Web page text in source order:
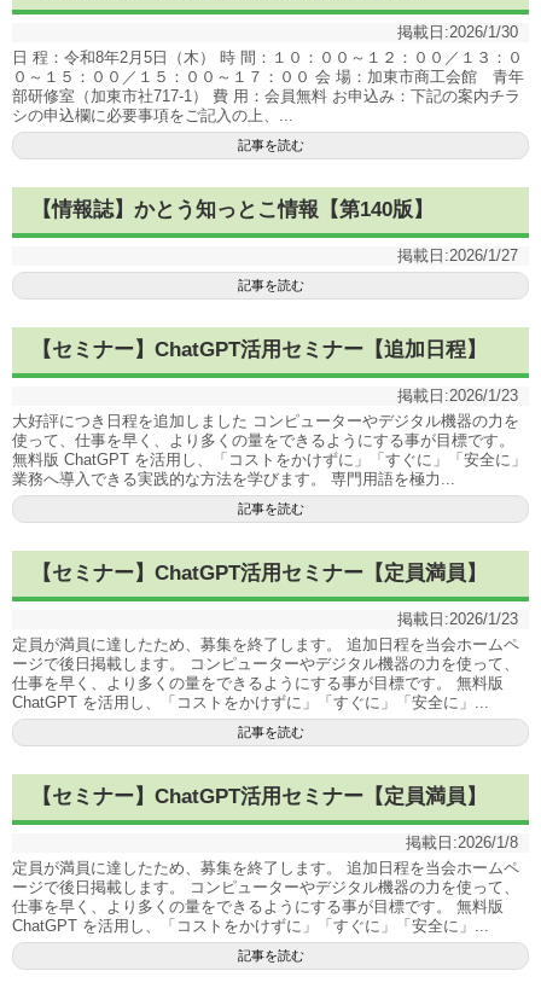
掲載日:2026/1/30
日 程：令和8年2月5日（木） 時 間：１０：００～１２：００／１３：０
０～１５：００／１５：００～１７：００ 会 場：加東市商工会館 青年
部研修室（加東市社717-1） 費 用：会員無料 お申込み：下記の案内チラ
シの申込欄に必要事項をご記入の上、...
記事を読む
【情報誌】かとう知っとこ情報【第140版】
掲載日:2026/1/27
記事を読む
【セミナー】ChatGPT活用セミナー【追加日程】
掲載日:2026/1/23
大好評につき日程を追加しました コンピューターやデジタル機器の力を
使って、仕事を早く、より多くの量をできるようにする事が目標です。
無料版 ChatGPT を活用し、「コストをかけずに」「すぐに」「安全に」
業務へ導入できる実践的な方法を学びます。 専門用語を極力...
記事を読む
【セミナー】ChatGPT活用セミナー【定員満員】
掲載日:2026/1/23
定員が満員に達したため、募集を終了します。 追加日程を当会ホームペ
ージで後日掲載します。 コンピューターやデジタル機器の力を使って、
仕事を早く、より多くの量をできるようにする事が目標です。 無料版
ChatGPT を活用し、「コストをかけずに」「すぐに」「安全に」...
記事を読む
【セミナー】ChatGPT活用セミナー【定員満員】
掲載日:2026/1/8
定員が満員に達したため、募集を終了します。 追加日程を当会ホームペ
ージで後日掲載します。 コンピューターやデジタル機器の力を使って、
仕事を早く、より多くの量をできるようにする事が目標です。 無料版
ChatGPT を活用し、「コストをかけずに」「すぐに」「安全に」...
記事を読む